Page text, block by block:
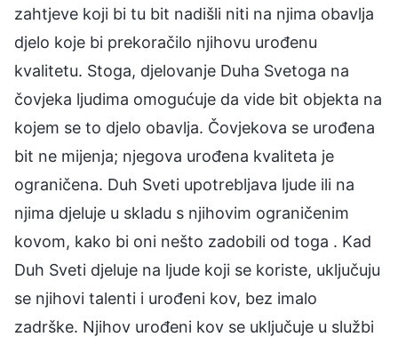
zahtjeve koji bi tu bit nadišli niti na njima obavlja
djelo koje bi prekoračilo njihovu urođenu
kvalitetu. Stoga, djelovanje Duha Svetoga na
čovjeka ljudima omogućuje da vide bit objekta na
kojem se to djelo obavlja. Čovjekova se urođena
bit ne mijenja; njegova urođena kvaliteta je
ograničena. Duh Sveti upotrebljava ljude ili na
njima djeluje u skladu s njihovim ograničenim
kovom, kako bi oni nešto zadobili od toga . Kad
Duh Sveti djeluje na ljude koji se koriste, uključuju
se njihovi talenti i urođeni kov, bez imalo
zadrške. Njihov urođeni kov se uključuje u službi